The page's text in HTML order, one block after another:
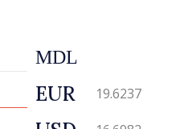
MDL
EUR 19.6237